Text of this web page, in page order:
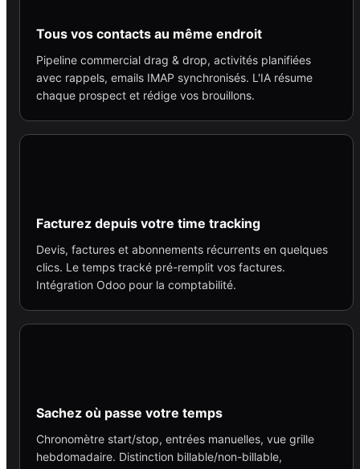
Tous vos contacts au même endroit
Pipeline commercial drag & drop, activités planifiées
avec rappels, emails IMAP synchronisés. L'IA résume
chaque prospect et rédige vos brouillons.
Facturez depuis votre time tracking
Devis, factures et abonnements récurrents en quelques
clics. Le temps tracké pré-remplit vos factures.
Intégration Odoo pour la comptabilité.
Sachez où passe votre temps
Chronomètre start/stop, entrées manuelles, vue grille
hebdomadaire. Distinction billable/non-billable,